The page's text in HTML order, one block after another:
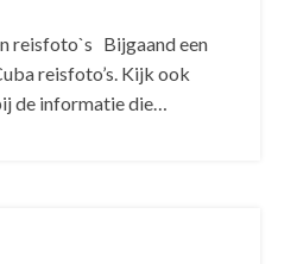
reisfoto`s Bijgaand een
reisfoto’s. Kijk ook
de informatie die…